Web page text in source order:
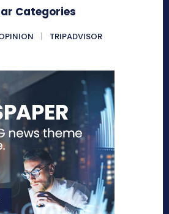
Categories
TRIPADVISOR